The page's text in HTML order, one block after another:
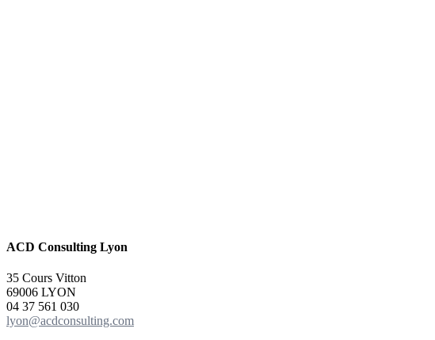
ACD Consulting Lyon
35 Cours Vitton
69006 LYON
04 37 561 030
lyon@acdconsulting.com